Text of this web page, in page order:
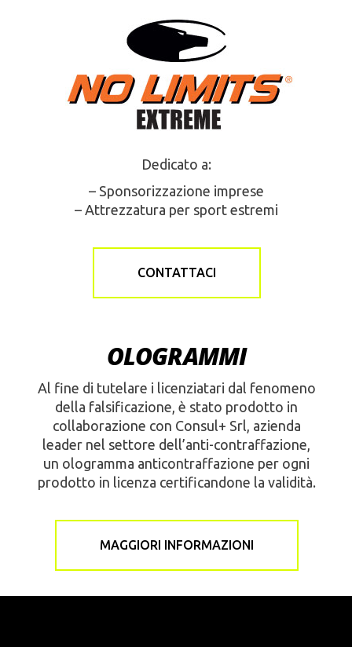
Dedicato a:
– Sponsorizzazione imprese
– Attrezzatura per sport estremi
CONTATTACI
OLOGRAMMI
Al fine di tutelare i licenziatari dal fenomeno
della falsificazione, è stato prodotto in
collaborazione con Consul+ Srl, azienda
leader nel settore dell’anti-contraffazione,
un ologramma anticontraffazione per ogni
prodotto in licenza certificandone la validità.
MAGGIORI INFORMAZIONI